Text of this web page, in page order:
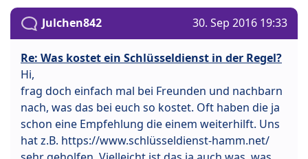
Julchen842 30. Sep 2016 19:33
Re: Was kostet ein Schlüsseldienst in der Regel?
Hi,
frag doch einfach mal bei Freunden und nachbarn
nach, was das bei euch so kostet. Oft haben die ja
schon eine Empfehlung die einem weiterhilft. Uns
hat z.B. https://www.schlüsseldienst-hamm.net/